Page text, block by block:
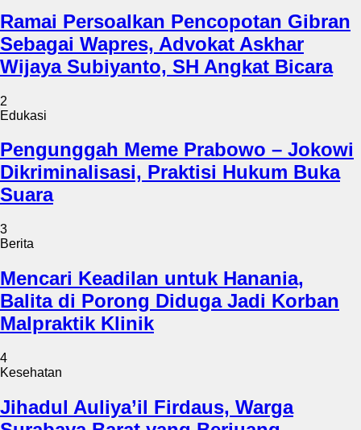
Ramai Persoalkan Pencopotan Gibran
Sebagai Wapres, Advokat Askhar
Wijaya Subiyanto, SH Angkat Bicara
2
Edukasi
Pengunggah Meme Prabowo – Jokowi
Dikriminalisasi, Praktisi Hukum Buka
Suara
3
Berita
Mencari Keadilan untuk Hanania,
Balita di Porong Diduga Jadi Korban
Malpraktik Klinik
4
Kesehatan
Jihadul Auliya’il Firdaus, Warga